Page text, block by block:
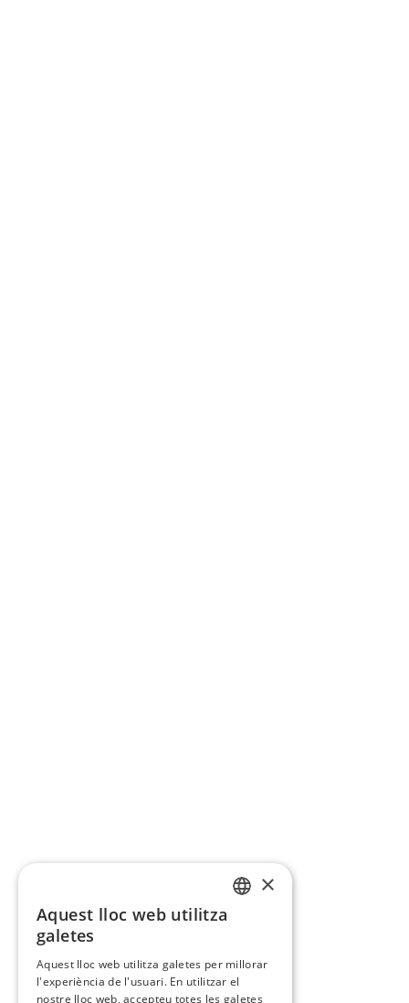
×
Aquest lloc web utilitza
galetes
Aquest lloc web utilitza galetes per millorar
l'experiència de l'usuari. En utilitzar el
nostre lloc web, accepteu totes les galetes